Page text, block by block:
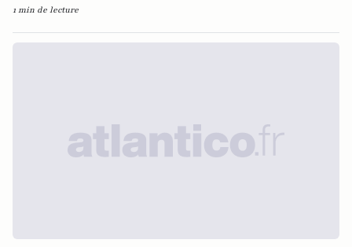
1 min de lecture